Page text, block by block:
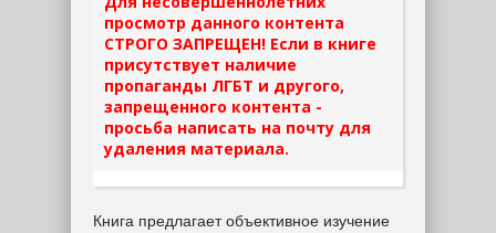
просмотр данного контента
СТРОГО ЗАПРЕЩЕН! Если в книге
присутствует наличие
пропаганды ЛГБТ и другого,
запрещенного контента -
просьба написать на почту для
удаления материала.
Книга предлагает объективное изучение